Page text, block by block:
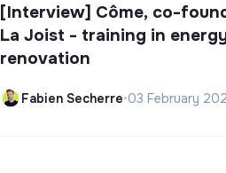
[Interview] Côme, co-
La Joist - training in
renovation
Fabien Secherre•03 February